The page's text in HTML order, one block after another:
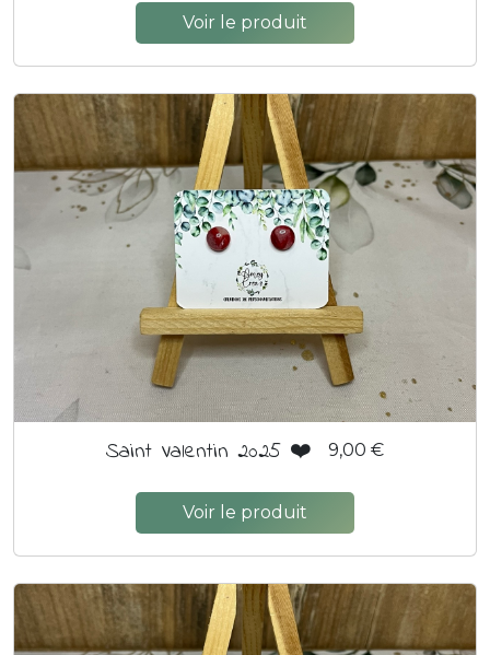
Voir le produit
Saint Valentin 2025 ❤️ 9,00 €
Voir le produit